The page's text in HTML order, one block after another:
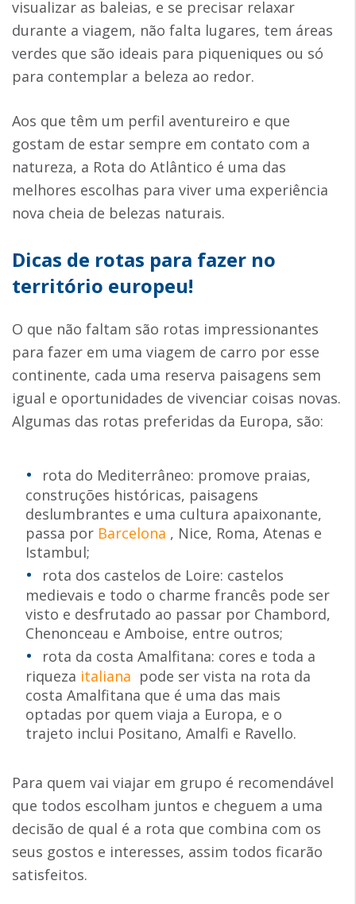
visualizar as baleias, e se precisar relaxar
durante a viagem, não falta lugares, tem áreas
verdes que são ideais para piqueniques ou só
para contemplar a beleza ao redor.
Aos que têm um perfil aventureiro e que
gostam de estar sempre em contato com a
natureza, a Rota do Atlântico é uma das
melhores escolhas para viver uma experiência
nova cheia de belezas naturais.
Dicas de rotas para fazer no
território europeu!
O que não faltam são rotas impressionantes
para fazer em uma viagem de carro por esse
continente, cada uma reserva paisagens sem
igual e oportunidades de vivenciar coisas novas.
Algumas das rotas preferidas da Europa, são:
rota do Mediterrâneo: promove praias,
construções históricas, paisagens
deslumbrantes e uma cultura apaixonante,
passa por Barcelona , Nice, Roma, Atenas e
Istambul;
rota dos castelos de Loire: castelos
medievais e todo o charme francês pode ser
visto e desfrutado ao passar por Chambord,
Chenonceau e Amboise, entre outros;
rota da costa Amalfitana: cores e toda a
riqueza italiana pode ser vista na rota da
costa Amalfitana que é uma das mais
optadas por quem viaja a Europa, e o
trajeto inclui Positano, Amalfi e Ravello.
Para quem vai viajar em grupo é recomendável
que todos escolham juntos e cheguem a uma
decisão de qual é a rota que combina com os
seus gostos e interesses, assim todos ficarão
satisfeitos.